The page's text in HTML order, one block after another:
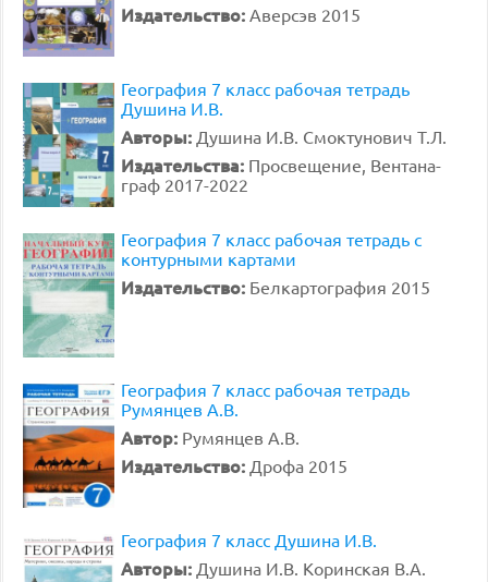
Издательство: Аверсэв 2015
География 7 класс рабочая тетрадь
Душина И.В.
Авторы: Душина И.В. Смоктунович Т.Л.
Издательства: Просвещение, Вентана-
граф 2017-2022
География 7 класс рабочая тетрадь с
контурными картами
Издательство: Белкартография 2015
География 7 класс рабочая тетрадь
Румянцев А.В.
Автор: Румянцев А.В.
Издательство: Дрофа 2015
География 7 класс Душина И.В.
Авторы: Душина И.В. Коринская В.А.